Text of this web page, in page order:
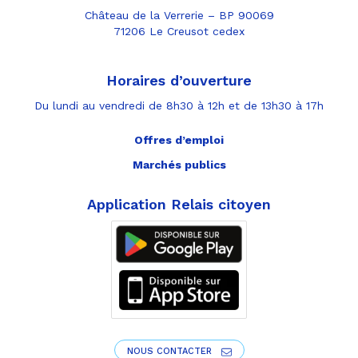
Château de la Verrerie – BP 90069
71206 Le Creusot cedex
Horaires d’ouverture
Du lundi au vendredi de 8h30 à 12h et de 13h30 à 17h
Offres d’emploi
Marchés publics
Application Relais citoyen
NOUS CONTACTER